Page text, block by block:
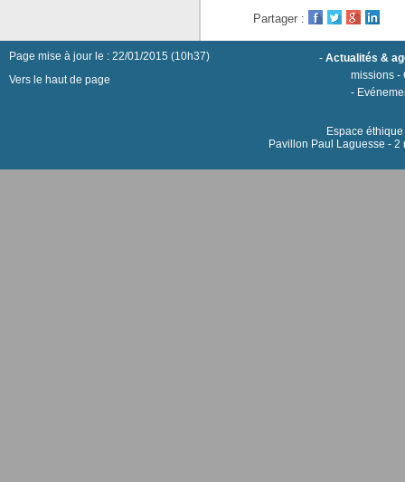
Partager :
Page mise à jour le : 22/01/2015 (10h37)
Vers le haut de page
-Actualités &
missions -
-
Espace
Pavillon Paul Laguesse -